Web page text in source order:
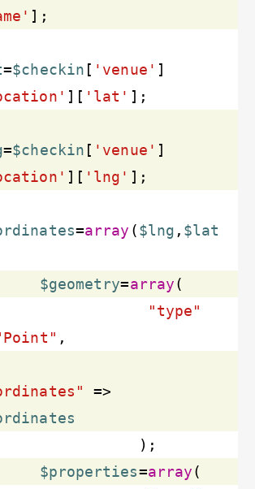
=$checkin [ 'venue' ]
][ 'lat'
=$checkin [ 'venue' ]
][ 'lng'
=array ($lng , $lat
$geometry=array
"type"
$properties=array